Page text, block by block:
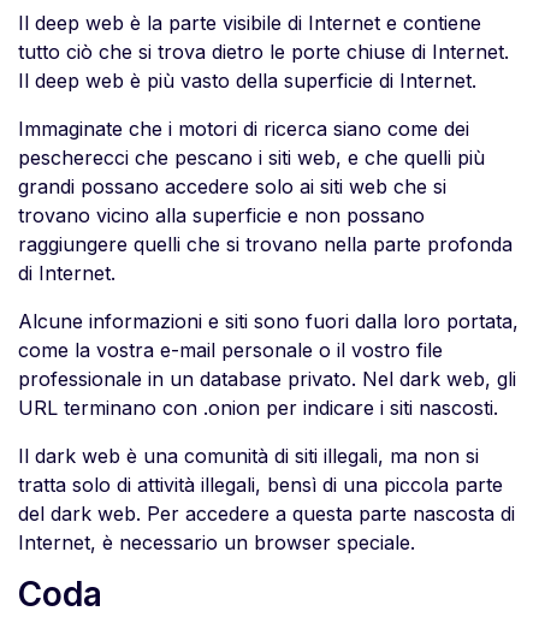
Il deep web è la parte visibile di Internet e contiene
tutto ciò che si trova dietro le porte chiuse di Internet.
Il deep web è più vasto della superficie di Internet.
Immaginate che i motori di ricerca siano come dei
pescherecci che pescano i siti web, e che quelli più
grandi possano accedere solo ai siti web che si
trovano vicino alla superficie e non possano
raggiungere quelli che si trovano nella parte profonda
di Internet.
Alcune informazioni e siti sono fuori dalla loro portata,
come la vostra e-mail personale o il vostro file
professionale in un database privato. Nel dark web, gli
URL terminano con .onion per indicare i siti nascosti.
Il dark web è una comunità di siti illegali, ma non si
tratta solo di attività illegali, bensì di una piccola parte
del dark web. Per accedere a questa parte nascosta di
Internet, è necessario un browser speciale.
Coda